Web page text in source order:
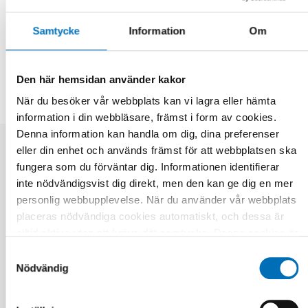
Samtycke Information Om
Den här hemsidan använder kakor
När du besöker vår webbplats kan vi lagra eller hämta
information i din webbläsare, främst i form av cookies.
Denna information kan handla om dig, dina preferenser
eller din enhet och används främst för att webbplatsen ska
fungera som du förväntar dig. Informationen identifierar
inte nödvändigsvist dig direkt, men den kan ge dig en mer
personlig webbupplevelse. När du använder vår webbplats
placeras nödvändiga cookies automatiskt, och dessa är
dess funktioner. Vi respekterar din integritet, och du kan
välja vilka ytterligare cookies (statistiska, preferens,
marknadsföring och oklassificerade) du vill acceptera.
Nödvändig
Relaterade nyheter